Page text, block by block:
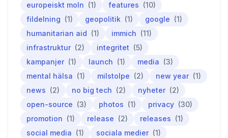
europeiskt moln (1) features (10)
fildelning (1) geopolitik (1) google (1)
humanitarian aid
(1) immich (11)
infrastruktur (2) integritet (5)
kampanjer (1) launch (1) media (3)
mental hälsa (1) milstolpe (2) new year (1)
news (2) no big tech (2) nyheter (2)
open-source (3) photos (1) privacy (30)
promotion (1) release (2) releases (1)
social media (1) sociala medier (1)